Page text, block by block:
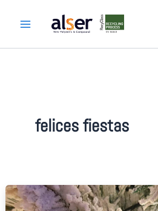
felices fiestas